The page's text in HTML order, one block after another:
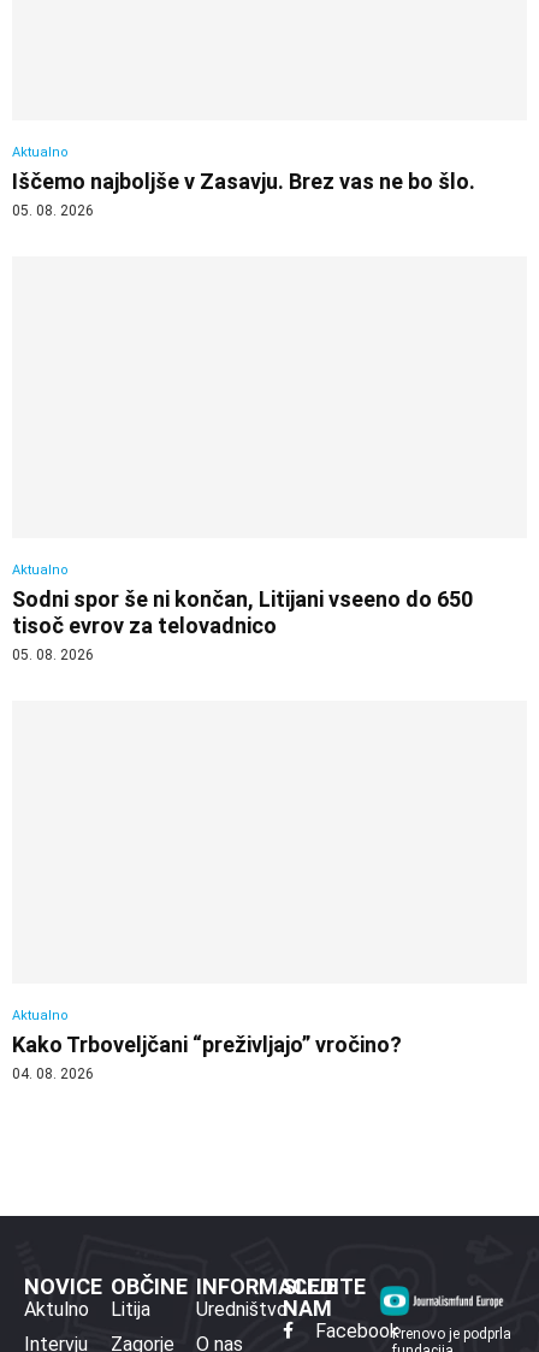
Aktualno
Iščemo najboljše v Zasavju. Brez vas ne bo šlo.
05. 08. 2026
Aktualno
Sodni spor še ni končan, Litijani vseeno do 650
tisoč evrov za telovadnico
05. 08. 2026
Aktualno
Kako Trboveljčani “preživljajo” vročino?
04. 08. 2026
NOVICE
Aktulno
Intervju
OBČINE
Litija
Zagorje
INFORMACIJE
Uredništvo
O nas
SLEDITE
NAM
FacebookPrenovo je podprla